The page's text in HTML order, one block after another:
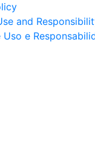
and
Uso e